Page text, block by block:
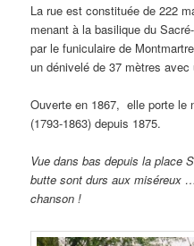
La rue est constituée de 222
menant à la basilique du
par le funiculaire de
un dénivelé de 37 mètres
Ouverte en 1867, elle porte le
(1793-1863) depuis 1875.
Vue dans bas depuis la place
butte sont durs aux miséreux
chanson !